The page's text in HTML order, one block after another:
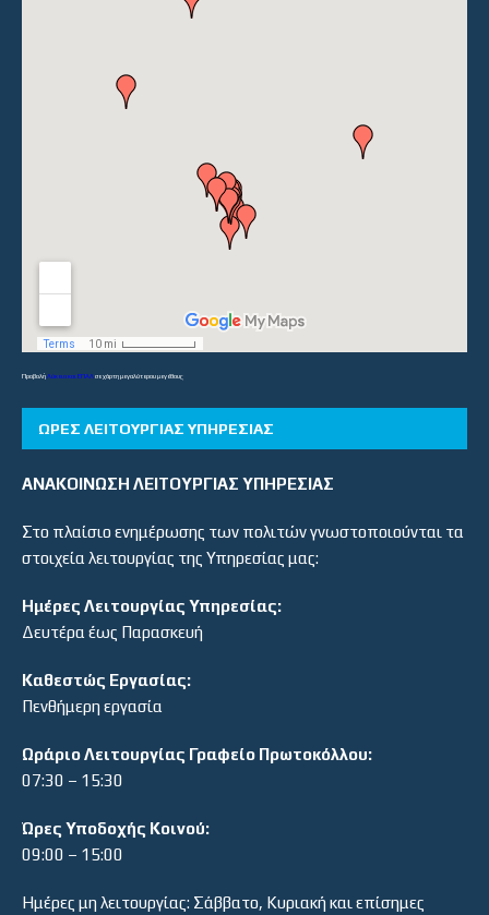
ΠροβολήΛύκεια και ΕΠΑΛσε χάρτη μεγαλύτερου μεγέθους
ΏΡΕΣ ΛΕΙΤΟΥΡΓΊΑΣ ΥΠΗΡΕΣΊΑΣ
ΑΝΑΚΟΙΝΩΣΗ ΛΕΙΤΟΥΡΓΙΑΣ ΥΠΗΡΕΣΙΑΣ
Στο πλαίσιο ενημέρωσης των πολιτών γνωστοποιούνται τα
στοιχεία λειτουργίας της Υπηρεσίας μας:
Ημέρες Λειτουργίας Υπηρεσίας:
Δευτέρα έως Παρασκευή
Καθεστώς Εργασίας:
Πενθήμερη εργασία
Ωράριο Λειτουργίας Γραφείο Πρωτοκόλλου:
07:30 – 15:30
Ώρες Υποδοχής Κοινού:
09:00 – 15:00
Ημέρες μη λειτουργίας: Σάββατο, Κυριακή και επίσημες